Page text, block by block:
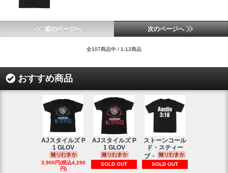
前のページへ 次のページへ
全107商品中 / 1-12商品
おすすめ商品
AJスタイルズ P
1 GLOV
3,900円(税込4,290
円)
AJスタイルズ P
1 GLOV
SOLD OUT
ストーンコール
ド・スティー
ブ・
SOLD OUT